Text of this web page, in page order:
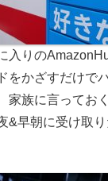
入りの
をかざすだけで
家族に言ってお
&早朝に受け取